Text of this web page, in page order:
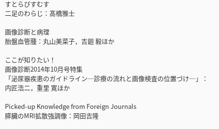
すとらびすむす
二足のわらじ：髙橋雅士
画像診断と病理
胎盤血管腫：丸山美菜子，吉廻 毅ほか
ここが知りたい！
画像診断2014年10月号特集
「泌尿器疾患のガイドライン─診療の流れと画像検査の位置づけ─」：
内匠浩二，重里 寛ほか
Picked-up Knowledge from Foreign Journals
膵臓のMRI拡散強調像：岡田吉隆